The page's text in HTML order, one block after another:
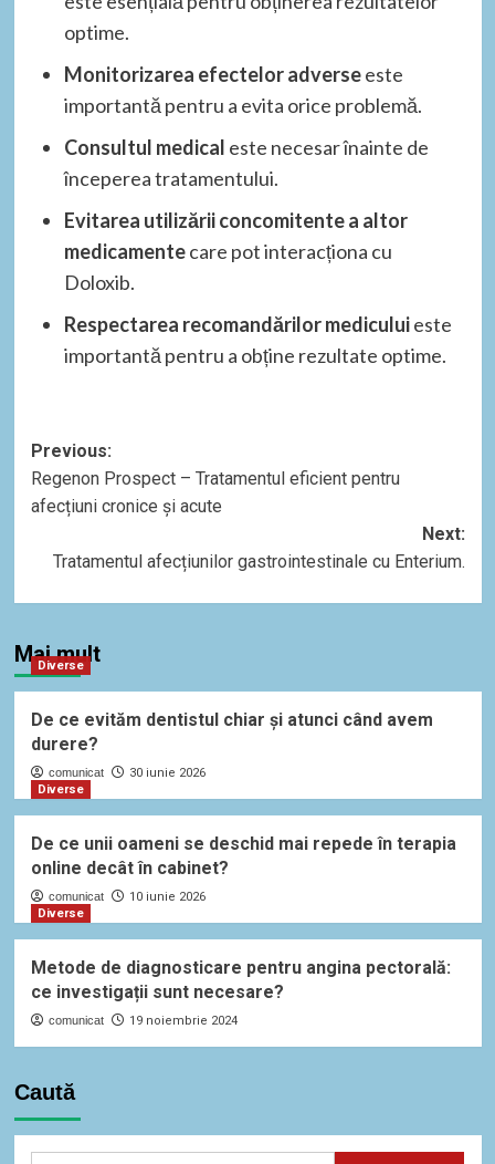
optime.
Monitorizarea efectelor adverseeste
importantă pentru a evita orice problemă.
Consultul medical este necesar înainte de
începerea tratamentului.
Evitarea utilizării concomitente a altor
medicamentecare pot interacționa cu
Doloxib.
Respectarea recomandărilor mediculuieste
importantă pentru a obține rezultate optime.
Post
navigation
Previous:
Regenon Prospect – Tratamentul eficient pentru
afecțiuni cronice și acute
Next:
Tratamentul afecțiunilor gastrointestinale cu Enterium.
Mai mult
Diverse
De ce evităm dentistul chiar și atunci când avem
durere?
comunicat
30 iunie 2026
Diverse
De ce unii oameni se deschid mai repede în terapia
online decât în cabinet?
comunicat
10 iunie 2026
Diverse
Metode de diagnosticare pentru angina pectorală:
ce investigații sunt necesare?
comunicat 19 noiembrie 2024
Caută